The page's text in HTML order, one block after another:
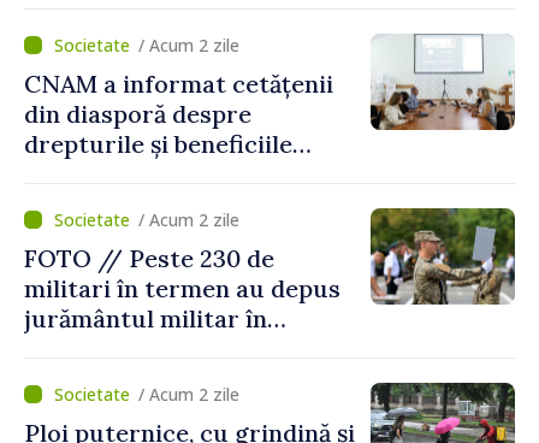
/ Acum 2 zile
CNAM a informat cetățenii
din diasporă despre
drepturile și beneficiile
/ Acum 2 zile
FOTO // Peste 230 de
militari în termen au depus
jurământul militar în
/ Acum 2 zile
Ploi puternice, cu grindină și